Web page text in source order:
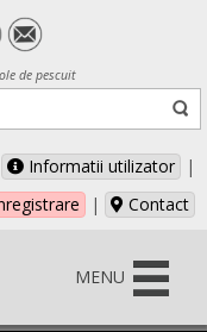
de pescuit
Informatii utilizator
|
| Contact
MENU